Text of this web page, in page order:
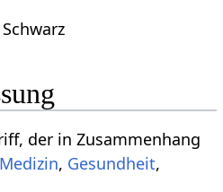
Medizin, Gesundheit,